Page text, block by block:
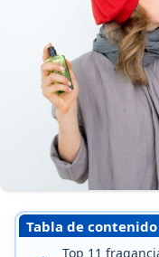
Tabla de contenido
Top 11